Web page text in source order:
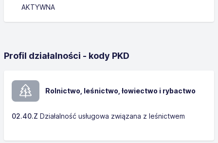
AKTYWNA
Profil działalności - kody PKD
Rolnictwo, leśnictwo, łowiectwo i rybactwo
02.40.Z Działalność usługowa związana z leśnictwem